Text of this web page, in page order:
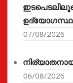
07/08/2026
06/08/2026